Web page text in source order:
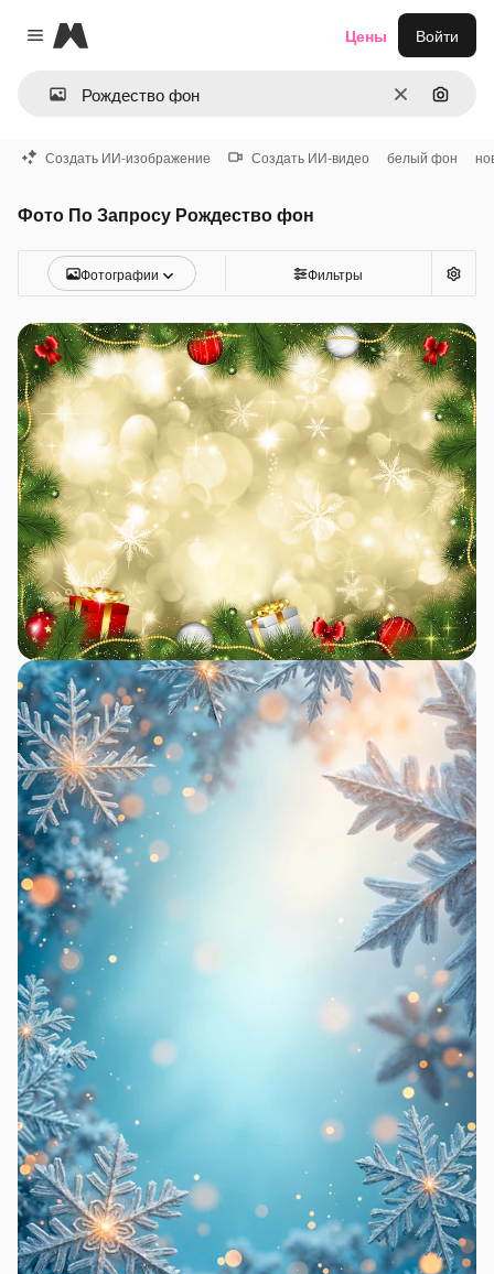
Close menu
Magnific
ОчиститьПоиск
Цены Войти
Создать ИИ-изображение Создать ИИ-видео белый фон
Фото По Запросу Рождество фон
Фотографии Фильтры